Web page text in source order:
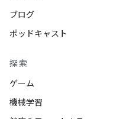
ブログ
ポッドキャスト
探索
ゲーム
機械学習